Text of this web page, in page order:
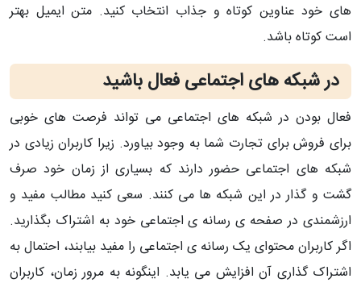
های خود عناوین کوتاه و جذاب انتخاب کنید. متن ایمیل بهتر
است کوتاه باشد.
در شبکه های اجتماعی فعال باشید
فعال بودن در شبکه های اجتماعی می تواند فرصت های خوبی
برای فروش برای تجارت شما به وجود بیاورد. زیرا کاربران زیادی در
شبکه های اجتماعی حضور دارند که بسیاری از زمان خود صرف
گشت و گذار در این شبکه ها می کنند. سعی کنید مطالب مفید و
ارزشمندی در صفحه ی رسانه ی اجتماعی خود به اشتراک بگذارید.
اگر کاربران محتوای یک رسانه ی اجتماعی را مفید بیابند، احتمال به
اشتراک گذاری آن افزایش می یابد. اینگونه به مرور زمان، کاربران